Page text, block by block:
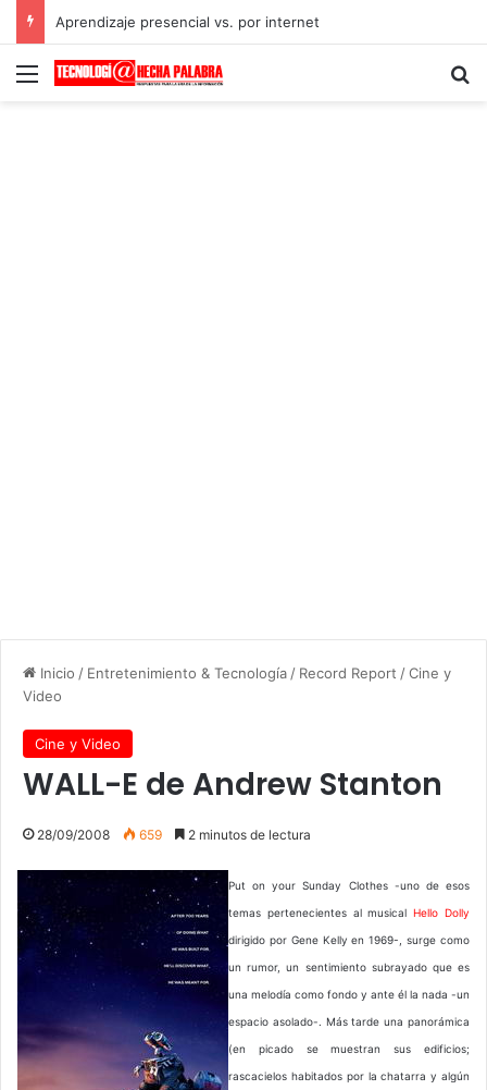
Aprendizaje presencial vs. por internet
Menú
Inicio / Entretenimiento & Tecnología / Record Report /Cine y
Video
Cine y Video
WALL-E de Andrew Stanton
28/09/2008 659 2 minutos de lectura
Put on your Sunday Clothes -uno de esos
temas pertenecientes al musicalHello Dolly
dirigido por Gene Kelly en 1969-, surge como
un rumor, un sentimiento subrayado que es
una melodía como fondo y ante él la nada -un
espacio asolado-. Más tarde una panorámica
(en picado se muestran sus edificios;
rascacielos habitados por la chatarra y algún